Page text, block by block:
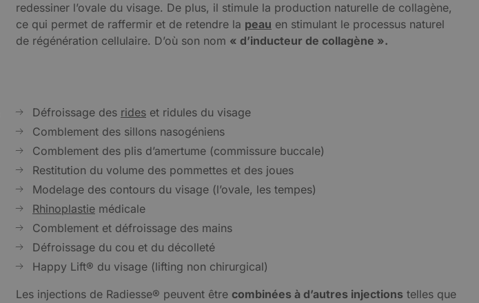
redessiner l’ovale du visage. De plus, il stimule la production naturelle de collagène,
ce qui permet de raffermir et de retendre la peau en stimulant le processus naturel
de régénération cellulaire. D’où son nom « d’inducteur de collagène ».
Défroissage des rides et ridules du visage
Comblement des sillons nasogéniens
Comblement des plis d’amertume (commissure buccale)
Restitution du volume des pommettes et des joues
Modelage des contours du visage (l’ovale, les tempes)
Rhinoplastie médicale
Comblement et défroissage des mains
Défroissage du cou et du décolleté
Happy Lift® du visage (lifting non chirurgical)
Les injections de Radiesse® peuvent être combinées à d’autres injections telles que